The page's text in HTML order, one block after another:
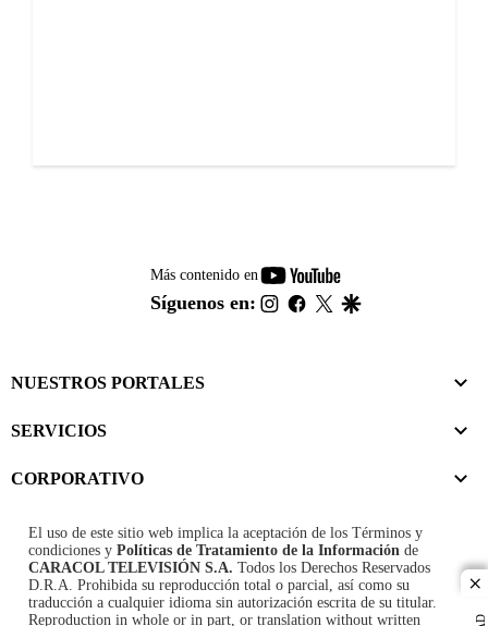
Más contenido en
youtube-
footer
Síguenos en: instagram
facebook
twitter
NUESTROS PORTALES
SERVICIOS
CORPORATIVO
El uso de este sitio web implica la aceptación de los Términos y
condiciones y Políticas de Tratamiento de la Información de
CARACOL TELEVISIÓN S.A. Todos los Derechos Reservados
D.R.A. Prohibida su reproducción total o parcial, así como su
traducción a cualquier idioma sin autorización escrita de su titular.
Reproduction in whole or in part, or translation without written